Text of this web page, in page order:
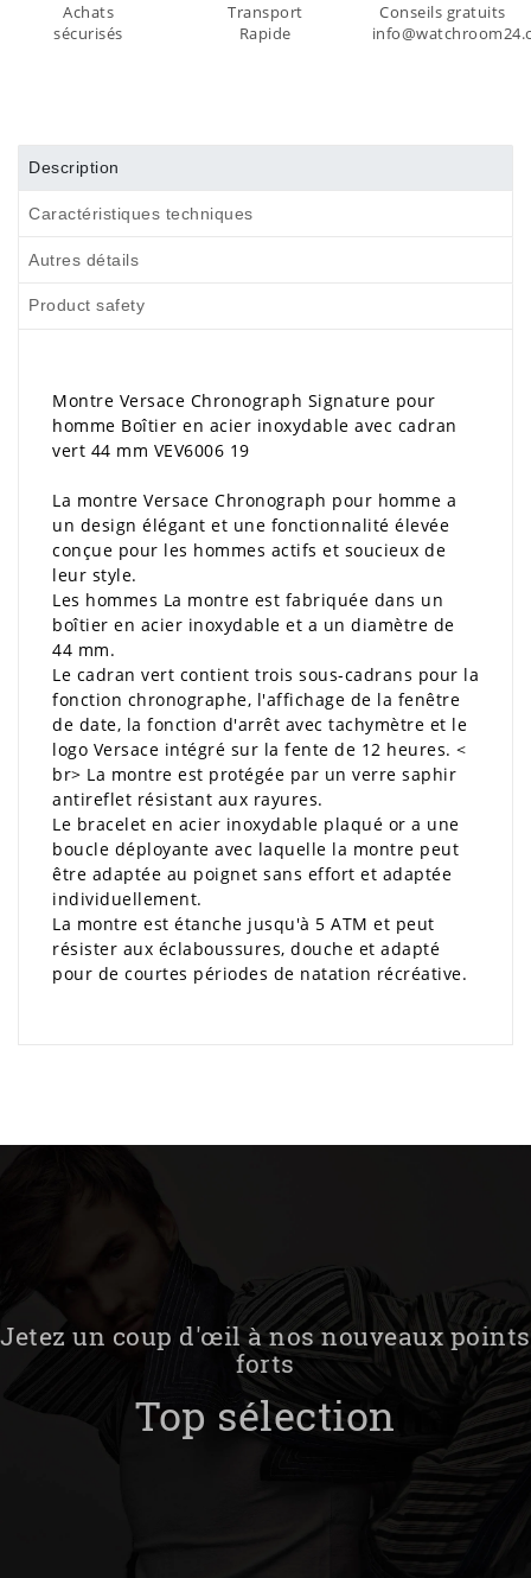
Achats
sécurisés
Transport
Rapide
Conseils gratuits
Description
Caractéristiques techniques
Autres détails
Product safety
Montre Versace Chronograph Signature pour
homme Boîtier en acier inoxydable avec cadran
vert 44 mm VEV6006 19
La montre Versace Chronograph pour homme a
un design élégant et une fonctionnalité élevée
conçue pour les hommes actifs et soucieux de
leur style.
Les hommes La montre est fabriquée dans un
boîtier en acier inoxydable et a un diamètre de
44 mm.
Le cadran vert contient trois sous-cadrans pour la
fonction chronographe, l'affichage de la fenêtre
de date, la fonction d'arrêt avec tachymètre et le
logo Versace intégré sur la fente de 12 heures. <
br> La montre est protégée par un verre saphir
antireflet résistant aux rayures.
Le bracelet en acier inoxydable plaqué or a une
boucle déployante avec laquelle la montre peut
être adaptée au poignet sans effort et adaptée
individuellement.
La montre est étanche jusqu'à 5 ATM et peut
résister aux éclaboussures, douche et adapté
pour de courtes périodes de natation récréative.
Jetez un coup d'œil à nos nouveaux points
forts
Top sélection